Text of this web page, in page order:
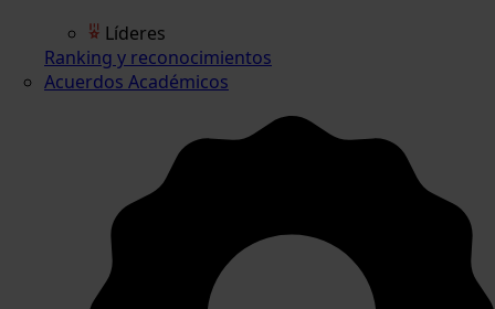
Líderes
Ranking y reconocimientos
Acuerdos Académicos